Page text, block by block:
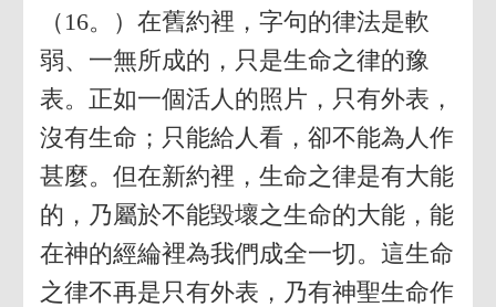
（16。）在舊約裡，字句的律法是軟
弱、一無所成的，只是生命之律的豫
表。正如一個活人的照片，只有外表，
沒有生命；只能給人看，卻不能為人作
甚麼。但在新約裡，生命之律是有大能
的，乃屬於不能毀壞之生命的大能，能
在神的經綸裡為我們成全一切。這生命
之律不再是只有外表，乃有神聖生命作